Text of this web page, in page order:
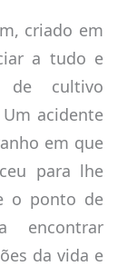
criado em
a tudo e
de cultivo
acidente
em que
para lhe
o ponto de
encontrar
da vida e